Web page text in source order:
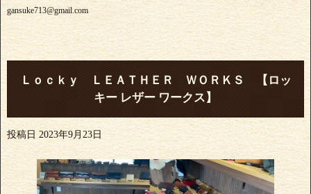
gansuke713@gmail.com
Ｌｏｃｋｙ ＬＥＡＴＨＥＲ ＷＯＲＫＳ 【ロッ
キー レザー ワークス】
投稿日 2023年9月23日